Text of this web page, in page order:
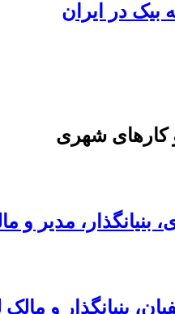
بیک در ایران
کارهای شهری
بنیانگذار، مدیر
بنیانگذار و